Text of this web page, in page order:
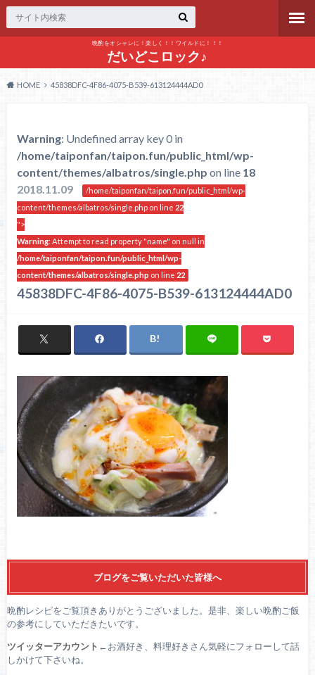
晩酌をオシャレに！楽しく！！ワイルドに！！！
だいどこロック♪
HOME 45838DFC-4F86-4075-B539-613124444AD0
Warning: Undefined array key 0 in
/home/taiponfan/taipon.fun/public_html/wp-
content/themes/albatros/single.php on line 18
2018.11.09
/home/taiponfan/taipon.fun/public_html/wp-
content/themes/albatros/single.php on line 22
">
Warning: Attempt to read property "name" on null in
/home/taiponfan/taipon.fun/public_html/wp-
content/themes/albatros/single.php on line 22
45838DFC-4F86-4075-B539-613124444AD0
ブログをご覧いただいた皆様へ
晩酌レシピをご覧頂きありがとうございました。是非、楽しい晩酌ご飯
の参考にしていただきたいです。
ツイッターアカウント ←お酒好き、料理好きさん気軽にフォローして話
しかけて下さいね。